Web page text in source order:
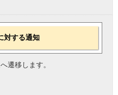
対する通知
遷移します。